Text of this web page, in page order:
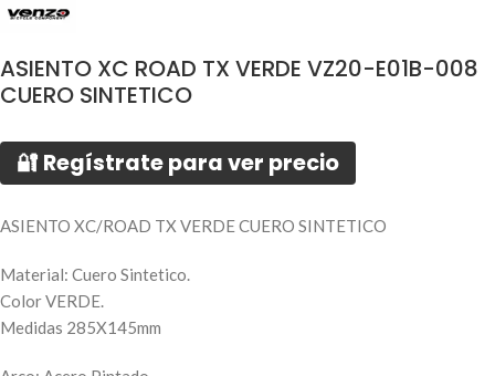
ASIENTO XC ROAD TX VERDE VZ20-E01B-008
CUERO SINTETICO
🔐 Regístrate para ver precio
ASIENTO XC/ROAD TX VERDE CUERO SINTETICO
Material: Cuero Sintetico.
Color VERDE.
Medidas 285X145mm